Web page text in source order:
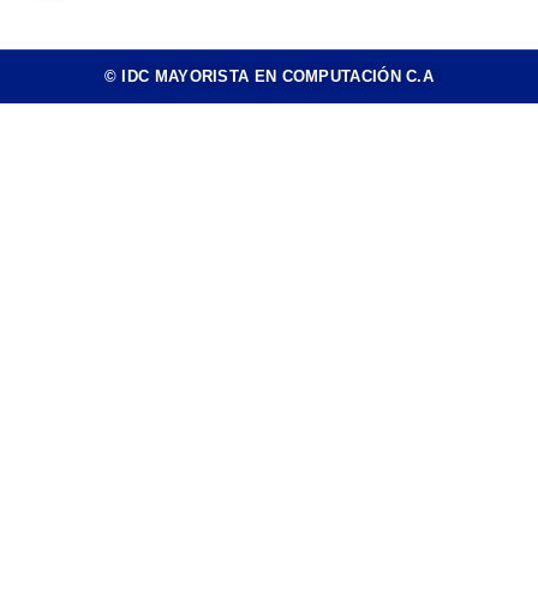
© IDC MAYORISTA EN COMPUTACIÓN C.A